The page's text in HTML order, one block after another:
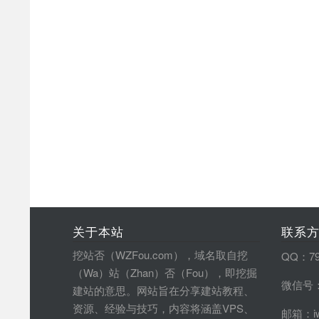
关于本站
挖站否（WZFou.com），域名取自挖
（Wa）站（Zhan）否（Fou），即挖掘
建站的意思。网站旨在分享建站教程、
资源、经验与技巧，内容将涵盖VPS、
联系
QQ：
微信号
邮箱：